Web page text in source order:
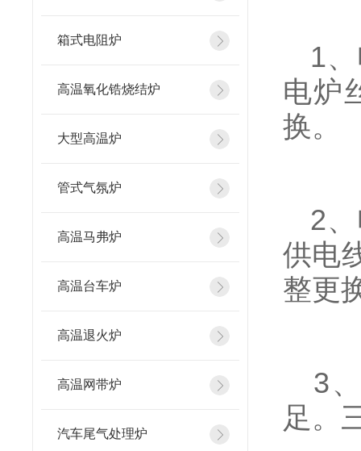
箱式电阻炉
高温氧化锆烧结炉
大型高温炉
管式气氛炉
高温马弗炉
高温台车炉
高温退火炉
高温网带炉
汽车尾气处理炉
1、
电炉
换。
2、
供电
整更
3、
足。